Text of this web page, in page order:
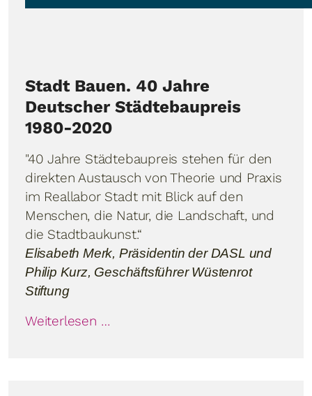
Stadt Bauen. 40 Jahre
Deutscher Städtebaupreis
1980-2020
"40 Jahre Städtebaupreis stehen für den
direkten Austausch von Theorie und Praxis
im Reallabor Stadt mit Blick auf den
Menschen, die Natur, die Landschaft, und
die Stadtbaukunst.“
Elisabeth Merk, Präsidentin der DASL und
Philip Kurz, Geschäftsführer Wüstenrot
Stiftung
Weiterlesen …